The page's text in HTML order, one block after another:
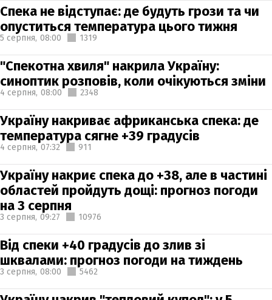
Спека не відступає: де будуть грози та чи
опуститься температура цього тижня
5 серпня, 08:00 1319
"Спекотна хвиля" накрила Україну:
синоптик розповів, коли очікуються зміни
4 серпня, 08:00 2348
Україну накриває африканська спека: де
температура сягне +39 градусів
4 серпня, 07:32 911
Україну накриє спека до +38, але в частині
областей пройдуть дощі: прогноз погоди
на 3 серпня
3 серпня, 09:27 10976
Від спеки +40 градусів до злив зі
шквалами: прогноз погоди на тиждень
3 серпня, 08:00 5462